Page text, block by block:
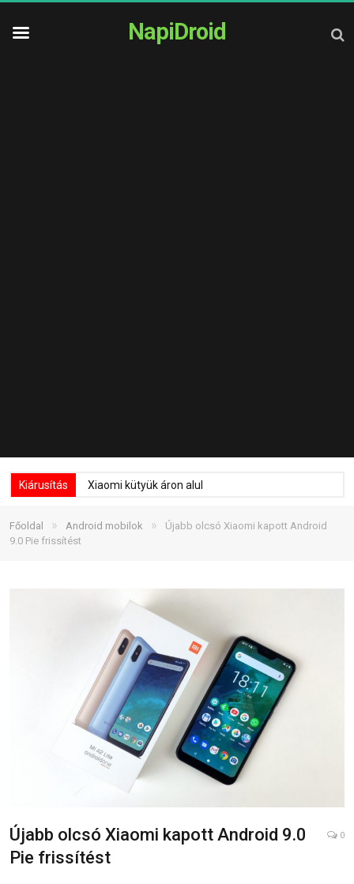
NapiDroid
Kiárusítás Xiaomi kütyük áron alul
Főoldal » Android mobilok »
Újabb olcsó Xiaomi kapott Android
9.0 Pie frissítést
Újabb olcsó Xiaomi kapott Android 9.0
Pie frissítést
0